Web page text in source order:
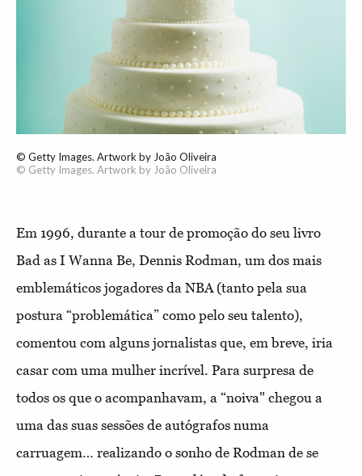
© Getty Images. Artwork by João Oliveira
© Getty Images. Artwork by João Oliveira
Em 1996, durante a tour de promoção do seu livro
Bad as I Wanna Be, Dennis Rodman, um dos mais
emblemáticos jogadores da NBA (tanto pela sua
postura “problemática” como pelo seu talento),
comentou com alguns jornalistas que, em breve, iria
casar com uma mulher incrível. Para surpresa de
todos os que o acompanhavam, a “noiva" chegou a
uma das suas sessões de autógrafos numa
carruagem… realizando o sonho de Rodman de se